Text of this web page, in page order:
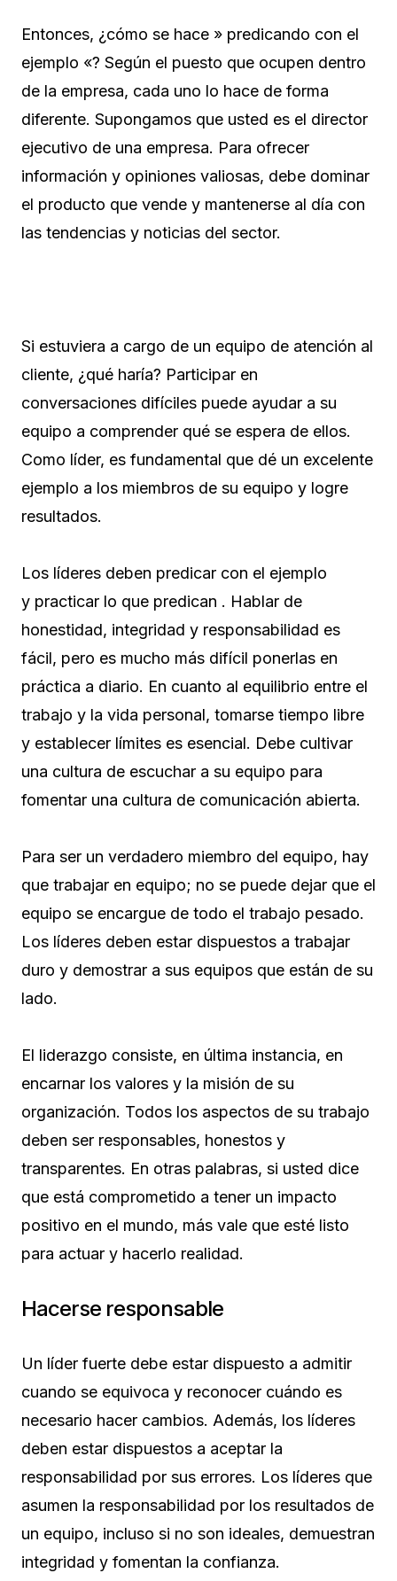
Entonces, ¿cómo se hace » predicando con el
ejemplo «? Según el puesto que ocupen dentro
de la empresa, cada uno lo hace de forma
diferente. Supongamos que usted es el director
ejecutivo de una empresa. Para ofrecer
información y opiniones valiosas, debe dominar
el producto que vende y mantenerse al día con
las tendencias y noticias del sector.
Si estuviera a cargo de un equipo de atención al
cliente, ¿qué haría? Participar en
conversaciones difíciles puede ayudar a su
equipo a comprender qué se espera de ellos.
Como líder, es fundamental que dé un excelente
ejemplo a los miembros de su equipo y logre
resultados.
Los líderes deben predicar con el ejemplo
y practicar lo que predican . Hablar de
honestidad, integridad y responsabilidad es
fácil, pero es mucho más difícil ponerlas en
práctica a diario. En cuanto al equilibrio entre el
trabajo y la vida personal, tomarse tiempo libre
y establecer límites es esencial. Debe cultivar
una cultura de escuchar a su equipo para
fomentar una cultura de comunicación abierta.
Para ser un verdadero miembro del equipo, hay
que trabajar en equipo; no se puede dejar que el
equipo se encargue de todo el trabajo pesado.
Los líderes deben estar dispuestos a trabajar
duro y demostrar a sus equipos que están de su
lado.
El liderazgo consiste, en última instancia, en
encarnar los valores y la misión de su
organización. Todos los aspectos de su trabajo
deben ser responsables, honestos y
transparentes. En otras palabras, si usted dice
que está comprometido a tener un impacto
positivo en el mundo, más vale que esté listo
para actuar y hacerlo realidad.
Hacerse responsable
Un líder fuerte debe estar dispuesto a admitir
cuando se equivoca y reconocer cuándo es
necesario hacer cambios. Además, los líderes
deben estar dispuestos a aceptar la
responsabilidad por sus errores. Los líderes que
asumen la responsabilidad por los resultados de
un equipo, incluso si no son ideales, demuestran
integridad y fomentan la confianza.